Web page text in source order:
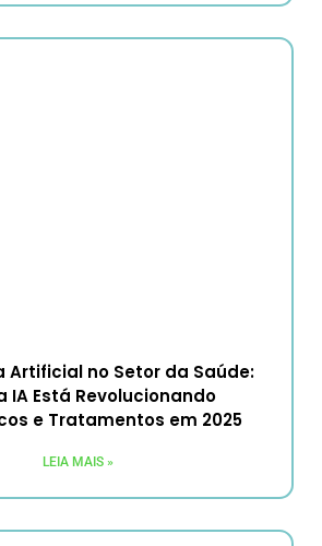
Artificial no Setor da Saúde:
IA Está Revolucionando
e Tratamentos em 2025
LEIA MAIS »